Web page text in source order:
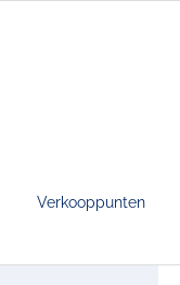
Verkooppunten